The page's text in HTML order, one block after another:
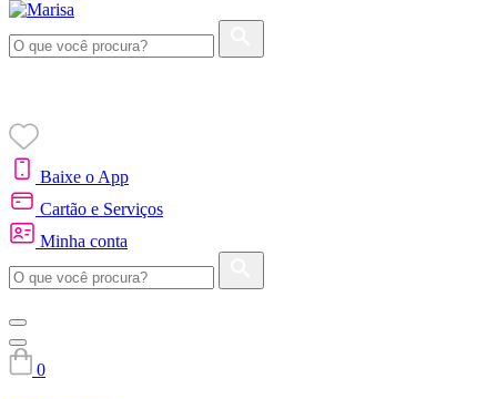
Baixe o App
Cartão e Serviços
Minha conta
0